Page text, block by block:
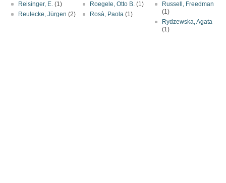
Reisinger, E. (1)
Reulecke, Jürgen (2)
Roegele, Otto B. (1)
Rosà, Paola (1)
Russell, Freedman
(1)
Rydzewska, Agata
(1)